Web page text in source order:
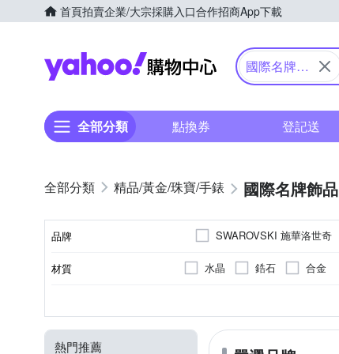
首頁拍賣企業/大宗採購入口合作招商App下載
Yahoo購物中心
國際名牌飾
全部分類 點換券 登記送
精品/黃金/珠寶/手錶 國際名牌飾品
品牌 SWAROVSKI 施華洛世奇
材質 水晶 鋯石 合金
熱門推薦